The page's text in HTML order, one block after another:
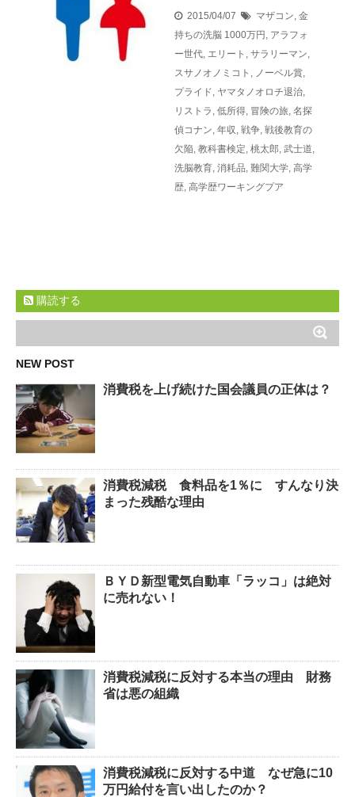
2015/04/07 マザコン, 金
持ちの洗脳 1000万円 , アラフォ
ー世代, エリート , サラリーマン,
スサノオノミコト , ノーベル賞,
プライド, ヤマタノオロチ退治,
リストラ , 低所得, 冒険の旅, 名探
偵コナン, 年収, 戦争, 戦後教育の
欠陥, 教科書検定, 桃太郎, 武士道,
洗脳教育, 消耗品, 難関大学, 高学
歴, 高学歴ワーキングプア
購読する
NEW POST
消費税を上げ続けた国会議員の正体は？
消費税減税 食料品を1％に すんなり決
まった残酷な理由
ＢＹＤ新型電気自動車「ラッコ」は絶対
に売れない！
消費税減税に反対する本当の理由 財務
省は悪の組織
消費税減税に反対する中道 なぜ急に10
万円給付を言い出したのか？